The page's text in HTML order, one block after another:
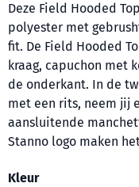
Deze Field Hooded
polyester met
fit. De Field Hooded
kraag, capuchon met
de onderkant. In de
met een rits, neem jij
aansluitende
Stanno logo maken
Kleur